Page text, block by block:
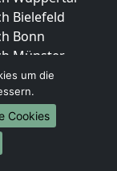
Bielefeld
Bonn
Münster
Brasilien
Brunei
um die
Cookies